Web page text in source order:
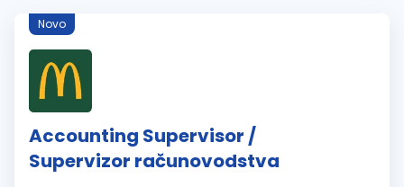
Novo
Accounting Supervisor /
Supervizor računovodstva